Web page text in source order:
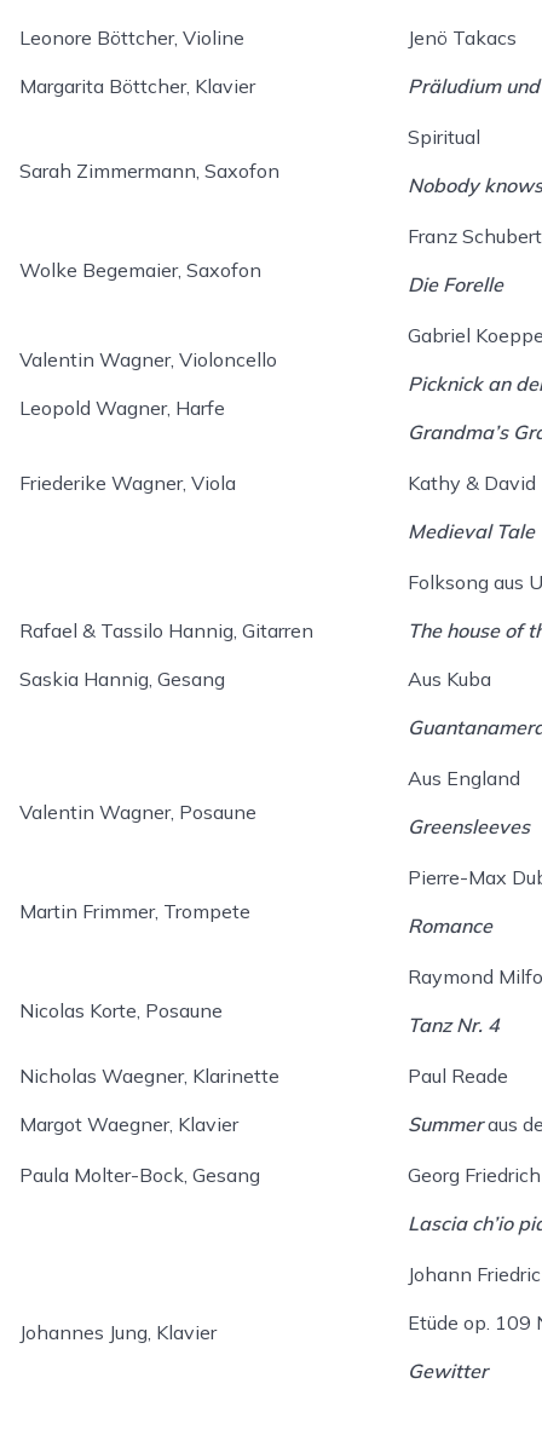
Leonore Böttcher, Violine
Margarita Böttcher, Klavier
Jenö Takacs
Präludium
Sarah Zimmermann, Saxofon
Spiritual
Nobody
Wolke Begemaier, Saxofon
Franz Schubert
Die Forelle
Valentin Wagner, Violoncello
Leopold Wagner, Harfe
Gabriel
Picknick an
Grandma’s
Friederike Wagner, Viola
Kathy &
Medieval Tale
Rafael & Tassilo Hannig, Gitarren
Saskia Hannig, Gesang
Folksong aus
The house of
Aus Kuba
Valentin Wagner, Posaune
Aus England
Greensleeves
Martin Frimmer, Trompete
Pierre-Max
Romance
Nicolas Korte, Posaune
Raymond
Tanz Nr. 4
Nicholas Waegner, Klarinette
Margot Waegner, Klavier
Paul Reade
Summeraus
Paula Molter-Bock, Gesang
Georg
Lascia ch’io
Johannes Jung, Klavier
Johann
Etüde op. 109
Gewitter